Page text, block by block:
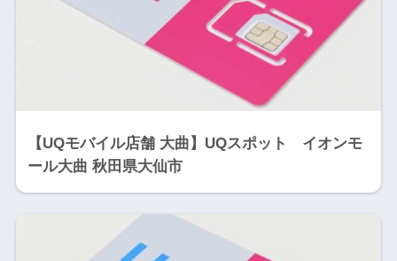
【UQモバイル店舗 大曲】UQスポット イオンモ
ール大曲 秋田県大仙市